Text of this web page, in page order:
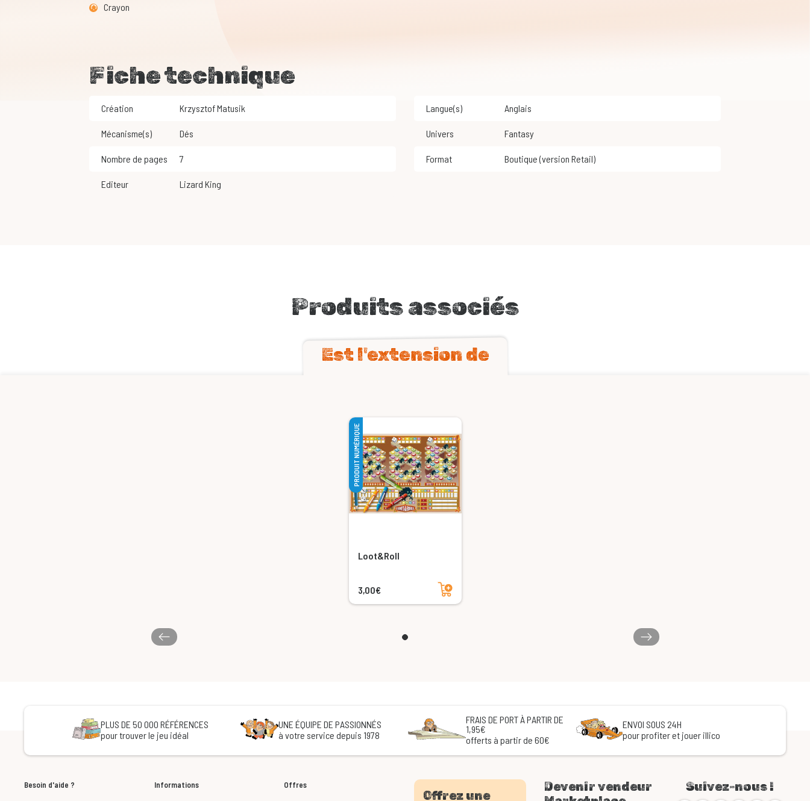
Crayon
Fiche technique
Création Krzysztof Matusik Langue(s) Anglais
Mécanisme(s) Dés Univers Fantasy
Nombre de pages 7 Format Boutique (version Retail)
Editeur Lizard King
Produits associés
Est l'extension de
PRODUIT NUMÉRIQUE
Loot&Roll
3,00€
Ajouter au panier
PLUS DE 50 000 RÉFÉRENCES
pour trouver le jeu idéal
UNE ÉQUIPE DE PASSIONNÉS
à votre service depuis 1978
FRAIS DE PORT À PARTIR DE
1,95€
offerts à partir de 60€
ENVOI SOUS 24H
pour profiter et jouer illico
Besoin d'aide ? Informations Offres
Offrez une
Devenir vendeur
Suivez-nous !